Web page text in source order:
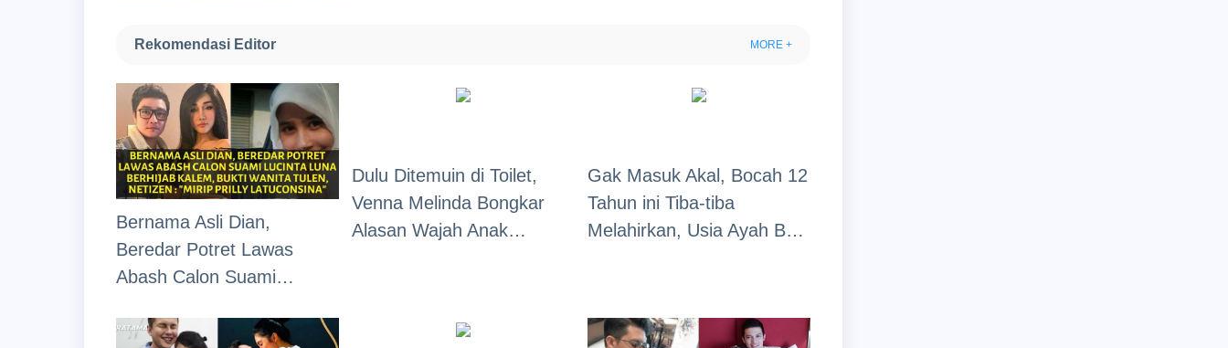
Rekomendasi Editor MORE +
Bernama Asli Dian,
Beredar Potret Lawas
Abash Calon Suami
Kalem, Bukti Wanita Tulen
Dulu Ditemuin di Toilet,
Venna Melinda Bongkar
Alasan Wajah Anak
Gak Masuk Akal, Bocah 12
Tahun ini Tiba-tiba
Melahirkan, Usia Ayah Bayi